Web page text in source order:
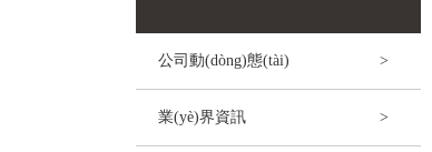
公司動(dòng)態(tài)
業(yè)界資訊